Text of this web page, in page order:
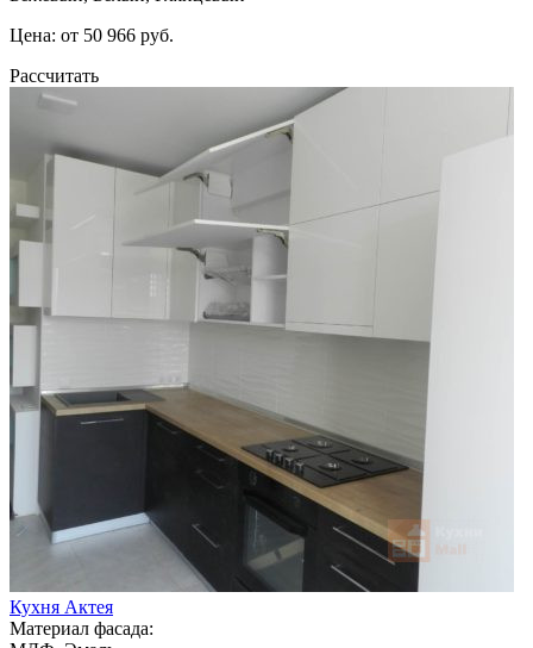
Цена: от 50 966 руб.
Рассчитать
Кухня Актея
Материал фасада: